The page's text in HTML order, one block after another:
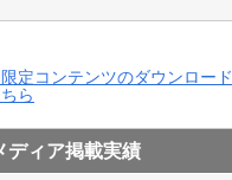
ディア掲載実績